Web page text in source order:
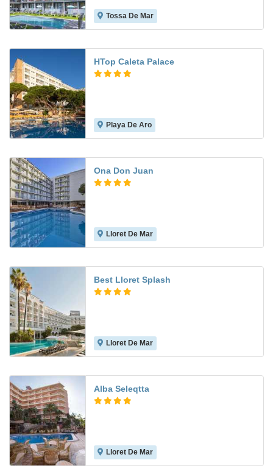
Tossa De Mar
HTop Caleta Palace
Playa De Aro
Ona Don Juan
Lloret De Mar
Best Lloret Splash
Lloret De Mar
Alba Seleqtta
Lloret De Mar